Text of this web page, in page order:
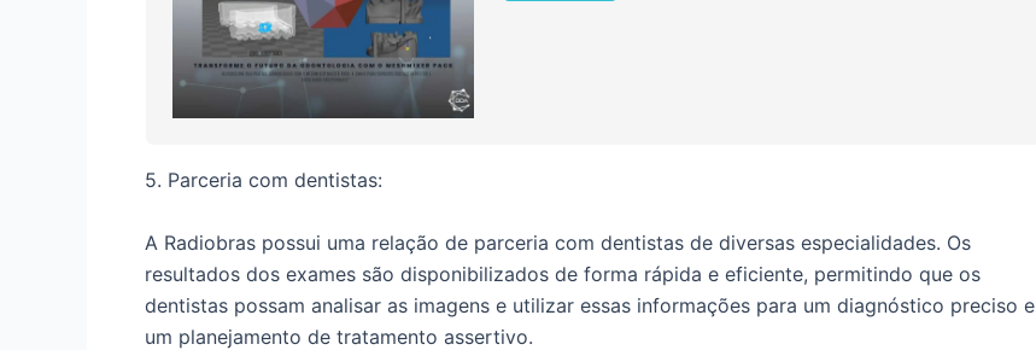
5. Parceria com dentistas:
A Radiobras possui uma relação de parceria com dentistas de diversas especialidades. Os
resultados dos exames são disponibilizados de forma rápida e eficiente, permitindo que os
dentistas possam analisar as imagens e utilizar essas informações para um diagnóstico preciso e
um planejamento de tratamento assertivo.